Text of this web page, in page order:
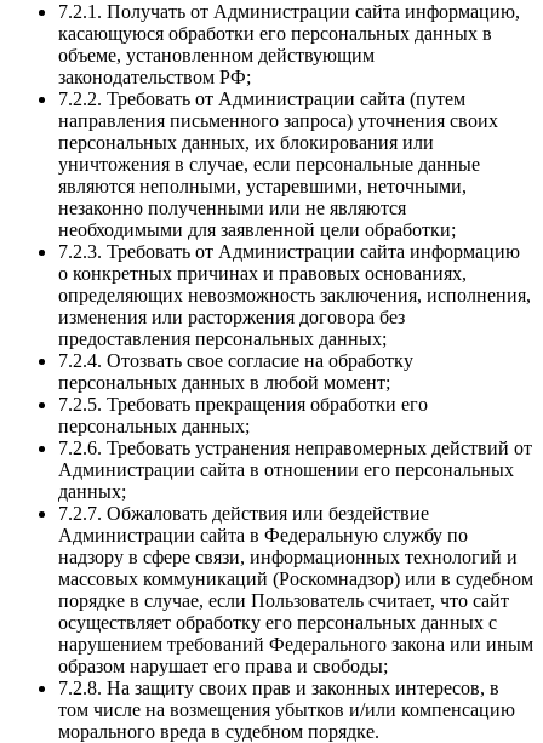
7.2.1. Получать от Администрации сайта информацию,
касающуюся обработки его персональных данных в
объеме, установленном действующим
законодательством РФ;
7.2.2. Требовать от Администрации сайта (путем
направления письменного запроса) уточнения своих
персональных данных, их блокирования или
уничтожения в случае, если персональные данные
являются неполными, устаревшими, неточными,
незаконно полученными или не являются
необходимыми для заявленной цели обработки;
7.2.3. Требовать от Администрации сайта информацию
о конкретных причинах и правовых основаниях,
определяющих невозможность заключения, исполнения,
изменения или расторжения договора без
предоставления персональных данных;
7.2.4. Отозвать свое согласие на обработку
персональных данных в любой момент;
7.2.5. Требовать прекращения обработки его
персональных данных;
7.2.6. Требовать устранения неправомерных действий от
Администрации сайта в отношении его персональных
данных;
7.2.7. Обжаловать действия или бездействие
Администрации сайта в Федеральную службу по
надзору в сфере связи, информационных технологий и
массовых коммуникаций (Роскомнадзор) или в судебном
порядке в случае, если Пользователь считает, что сайт
осуществляет обработку его персональных данных с
нарушением требований Федерального закона или иным
образом нарушает его права и свободы;
7.2.8. На защиту своих прав и законных интересов, в
том числе на возмещения убытков и/или компенсацию
морального вреда в судебном порядке.